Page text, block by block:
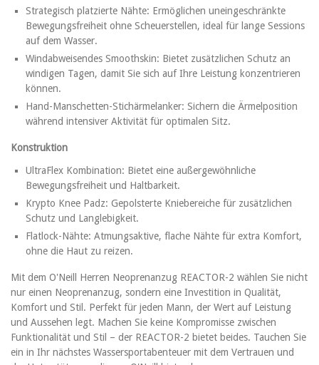
Strategisch platzierte Nähte: Ermöglichen uneingeschränkte
Bewegungsfreiheit ohne Scheuerstellen, ideal für lange Sessions
auf dem Wasser.
Windabweisendes Smoothskin: Bietet zusätzlichen Schutz an
windigen Tagen, damit Sie sich auf Ihre Leistung konzentrieren
können.
Hand-Manschetten-Stichärmelanker: Sichern die Ärmelposition
während intensiver Aktivität für optimalen Sitz.
Konstruktion
UltraFlex Kombination: Bietet eine außergewöhnliche
Bewegungsfreiheit und Haltbarkeit.
Krypto Knee Padz: Gepolsterte Kniebereiche für zusätzlichen
Schutz und Langlebigkeit.
Flatlock-Nähte: Atmungsaktive, flache Nähte für extra Komfort,
ohne die Haut zu reizen.
Mit dem O'Neill Herren Neoprenanzug REACTOR-2 wählen Sie nicht
nur einen Neoprenanzug, sondern eine Investition in Qualität,
Komfort und Stil. Perfekt für jeden Mann, der Wert auf Leistung
und Aussehen legt. Machen Sie keine Kompromisse zwischen
Funktionalität und Stil – der REACTOR-2 bietet beides. Tauchen Sie
ein in Ihr nächstes Wassersportabenteuer mit dem Vertrauen und